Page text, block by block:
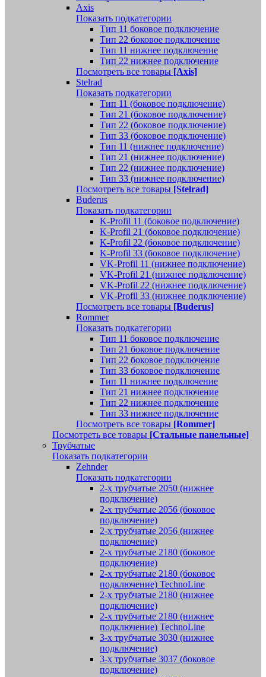
Axis
Показать подкатегории
Тип 11 боковое подключение
Тип 22 боковое подключение
Тип 11 нижнее подключение
Тип 22 нижнее подключение
Посмотреть все товары [Axis]
Stelrad
Показать подкатегории
Tип 11 (боковое подключение)
Тип 21 (боковое подключение)
Тип 22 (боковое подключение)
Тип 33 (боковое подключение)
Тип 11 (нижнее подключение)
Тип 21 (нижнее подключение)
Тип 22 (нижнее подключение)
Тип 33 (нижнее подключение)
Посмотреть все товары [Stelrad]
Buderus
Показать подкатегории
K-Profil 11 (боковое подключение)
K-Profil 21 (боковое подключение)
K-Profil 22 (боковое подключение)
K-Profil 33 (боковое подключение)
VK-Profil 11 (нижнее подключение)
VK-Profil 21 (нижнее подключение)
VK-Profil 22 (нижнее подключение)
VK-Profil 33 (нижнее подключение)
Посмотреть все товары [Buderus]
Rommer
Показать подкатегории
Тип 11 боковое подключение
Тип 21 боковое подключение
Тип 22 боковое подключение
Тип 33 боковое подключение
Тип 11 нижнее подключение
Тип 21 нижнее подключение
Тип 22 нижнее подключение
Тип 33 нижнее подключение
Посмотреть все товары [Rommer]
Посмотреть все товары [Стальные панельные]
Трубчатые
Показать подкатегории
Zehnder
Показать подкатегории
2-х трубчатые 2050 (нижнее
подключение)
2-х трубчатые 2056 (боковое
подключение)
2-х трубчатые 2056 (нижнее
подключение)
2-х трубчатые 2180 (боковое
подключение)
2-х трубчатые 2180 (боковое
подключение) TechnoLine
2-х трубчатые 2180 (нижнее
подключение)
2-х трубчатые 2180 (нижнее
подключение) TechnoLine
3-х трубчатые 3030 (нижнее
подключение)
3-х трубчатые 3037 (боковое
подключение)